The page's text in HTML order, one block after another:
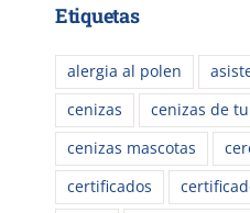
Etiquetas
alergia al polen
cenizas
cenizas de
cenizas mascotas
certificados